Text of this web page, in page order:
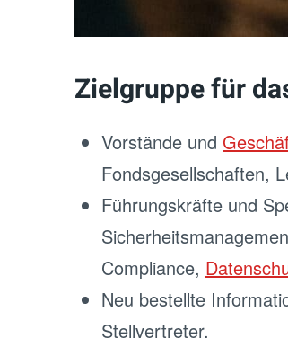
Zielgruppe für
Vorstände und
Fondsgesellschaften,
Führungskräfte und
Compliance,
Neu bestellte
Stellvertreter.